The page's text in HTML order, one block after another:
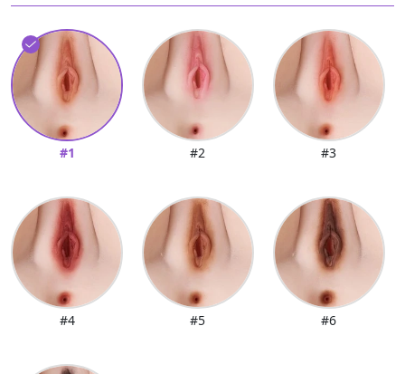
#1 #2 #3
#4 #5 #6